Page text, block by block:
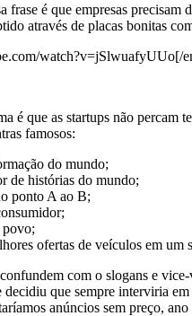
frase é que empresas
através de placas bonitas
watch?v=jSlwuafyUUo[/
é que as startups não
famosos:
do mundo;
de histórias do mundo;
ponto A ao B;
ofertas de veículos em um
com o slogans e
que sempre interviria
anúncios sem preço,